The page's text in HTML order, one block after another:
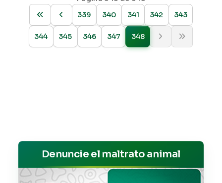
339
340 341 342 343
344 345 346 347 348
Denuncie el maltrato animal